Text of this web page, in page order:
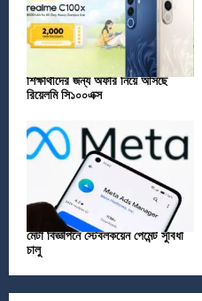
শিক্ষার্থীদের জন্য অফার নিয়ে আসছে
রিয়েলমি সি১০০এক্স
মেটা বিজ্ঞাপনে স্টেবলকয়েন পেমেন্ট সুবিধা
চালু